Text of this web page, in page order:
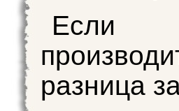
Если
разница